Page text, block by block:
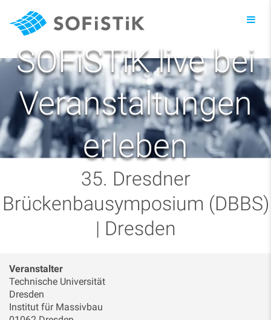
SOFiSTiK live bei
Veranstaltungen
erleben
35. Dresdner
Brückenbausymposium (DBBS)
| Dresden
Veranstalter
Technische Universität
Dresden
Institut für Massivbau